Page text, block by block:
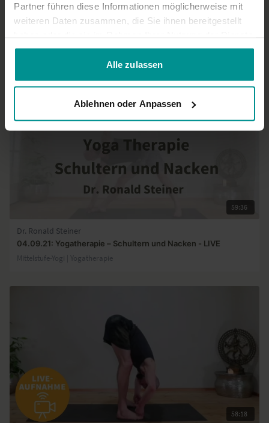
Partner führen diese Informationen möglicherweise mit
weiteren Daten zusammen, die Sie ihnen bereitgestellt
gesammelt haben.
Alle zulassen
Ablehnen oder Anpassen
Mehr laden
59:36
Dr. Ronald Steiner
04.09.21: Yogatherapie – Schultern und Nacken - LIVE
Mittelstufe-Yogi | Yogatherapie
58:18